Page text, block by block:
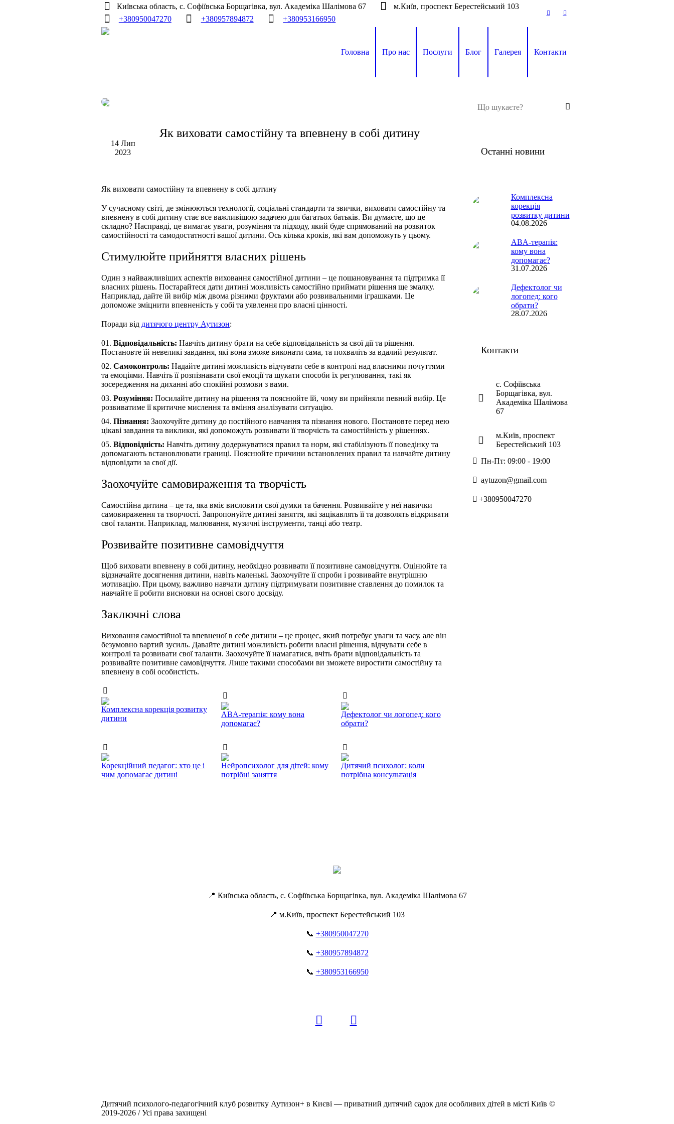
Київська область, с. Софіївська Борщагівка, вул. Академіка Шалімова 67
м.Київ, проспект Берестейський 103
+380950047270
+380957894872 +380953166950
Головна Про нас Послуги Блог Галерея Контакти
14 Лип
2023
Як виховати самостійну та впевнену в собі дитину
Як виховати самостійну та впевнену в собі дитину
У сучасному світі, де змінюються технології, соціальні стандарти та звички, виховати самостійну та
впевнену в собі дитину стає все важливішою задачею для багатьох батьків. Ви думаєте, що це
складно? Насправді, це вимагає уваги, розуміння та підходу, який буде спрямований на розвиток
самостійності та самодостатності вашої дитини. Ось кілька кроків, які вам допоможуть у цьому.
Стимулюйте прийняття власних рішень
Один з найважливіших аспектів виховання самостійної дитини – це пошановування та підтримка її
власних рішень. Постарайтеся дати дитині можливість самостійно приймати рішення ще змалку.
Наприклад, дайте їй вибір між двома різними фруктами або розвивальними іграшками. Це
допоможе зміцнити впевненість у собі та уявлення про власні цінності.
Поради від дитячого центру Аутизон:
Відповідальність: Навчіть дитину брати на себе відповідальність за свої дії та рішення.
Постановте їй невеликі завдання, які вона зможе виконати сама, та похваліть за вдалий результат.
Самоконтроль: Надайте дитині можливість відчувати себе в контролі над власними почуттями
та емоціями. Навчіть її розпізнавати свої емоції та шукати способи їх регулювання, такі як
зосередження на диханні або спокійні розмови з вами.
Розуміння: Посилайте дитину на рішення та пояснюйте їй, чому ви прийняли певний вибір. Це
розвиватиме її критичне мислення та вміння аналізувати ситуацію.
Пізнання: Заохочуйте дитину до постійного навчання та пізнання нового. Постановте перед нею
цікаві завдання та виклики, які допоможуть розвивати її творчість та самостійність у рішеннях.
Відповідність: Навчіть дитину додержуватися правил та норм, які стабілізують її поведінку та
допомагають встановлювати границі. Пояснюйте причини встановлених правил та навчайте дитину
відповідати за свої дії.
Заохочуйте самовираження та творчість
Самостійна дитина – це та, яка вміє висловити свої думки та бачення. Розвивайте у неї навички
самовираження та творчості. Запропонуйте дитині заняття, які зацікавлять її та дозволять відкривати
свої таланти. Наприклад, малювання, музичні інструменти, танці або театр.
Розвивайте позитивне самовідчуття
Щоб виховати впевнену в собі дитину, необхідно розвивати її позитивне самовідчуття. Оцінюйте та
відзначайте досягнення дитини, навіть маленькі. Заохочуйте її спроби і розвивайте внутрішню
мотивацію. При цьому, важливо навчати дитину підтримувати позитивне ставлення до помилок та
навчайте її робити висновки на основі свого досвіду.
Заключні слова
Виховання самостійної та впевненої в себе дитини – це процес, який потребує уваги та часу, але він
безумовно вартий зусиль. Давайте дитині можливість робити власні рішення, відчувати себе в
контролі та розвивати свої таланти. Заохочуйте її намагатися, вчіть брати відповідальність та
розвивайте позитивне самовідчуття. Лише такими способами ви зможете виростити самостійну та
впевнену в собі особистість.
Комплексна корекція розвитку
дитини
ABA-терапія: кому вона
допомагає?
Дефектолог чи логопед: кого
обрати?
Корекційний педагог: хто це і
чим допомагає дитині
Нейропсихолог для дітей: кому
потрібні заняття
Дитячий психолог: коли
потрібна консультація
Останні новини
Комплексна
корекція
розвитку дитини
04.08.2026
ABA-терапія:
кому вона
допомагає?
31.07.2026
Дефектолог чи
логопед: кого
обрати?
28.07.2026
Контакти
с. Софіївська
Борщагівка, вул.
Академіка Шалімова
67
м.Київ, проспект
Берестейський 103
Пн-Пт: 09:00 - 19:00
aytuzon@gmail.com
+380950047270
📍 Київська область, с. Софіївська Борщагівка, вул. Академіка Шалімова 67
📍 м.Київ, проспект Берестейський 103
📞 +380950047270
📞 +380957894872
📞 +380953166950
Дитячий психолого-педагогічний клуб розвитку Аутизон+ в Києві — приватний дитячий садок для особливих дітей в місті Київ ©
2019-2026 / Усі права захищені